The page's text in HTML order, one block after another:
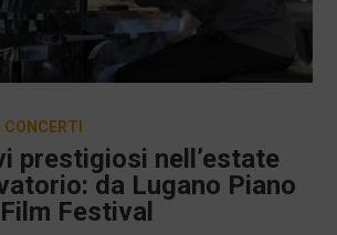
prestigiosi nell’estate
da Lugano Piano
Festival
CONCERTI